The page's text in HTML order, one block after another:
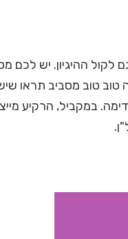
ההיגיון. יש לכם
טוב מסביב תראו
במקביל, הרקיע